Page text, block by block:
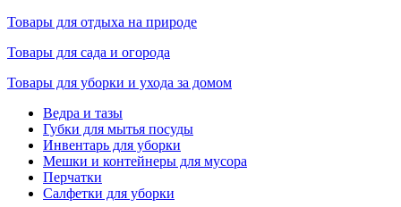
Товары для отдыха на природе
Товары для сада и огорода
Товары для уборки и ухода за домом
Ведра и тазы
Губки для мытья посуды
Инвентарь для уборки
Мешки и контейнеры для мусора
Перчатки
Салфетки для уборки